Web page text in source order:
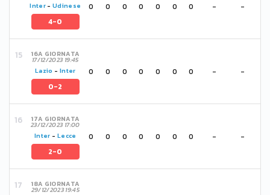
Inter-Udinese
4-0
0 0 0 0 0 0 0 - -
16A GIORNATA
17/12/2023 19:45
Lazio - Inter
0-2
0 0 0 0 0 0 0 - -
17A GIORNATA
23/12/2023 17:00
Inter - Lecce
2-0
0 0 0 0 0 0 0 - -
18A GIORNATA
29/12/2023 19:45